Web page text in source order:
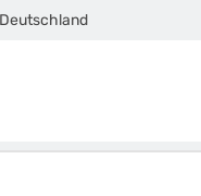
Deutschland